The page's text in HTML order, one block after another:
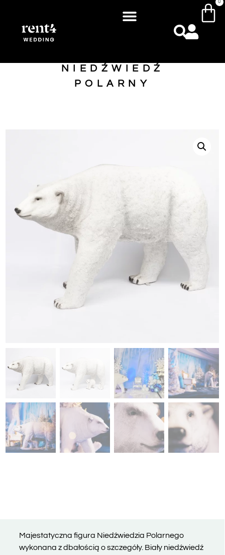
0
NIEDŹWIEDŹ
POLARNY
Majestatyczna figura Niedźwiedzia Polarnego
wykonana z dbałością o szczegóły. Biały niedźwiedź